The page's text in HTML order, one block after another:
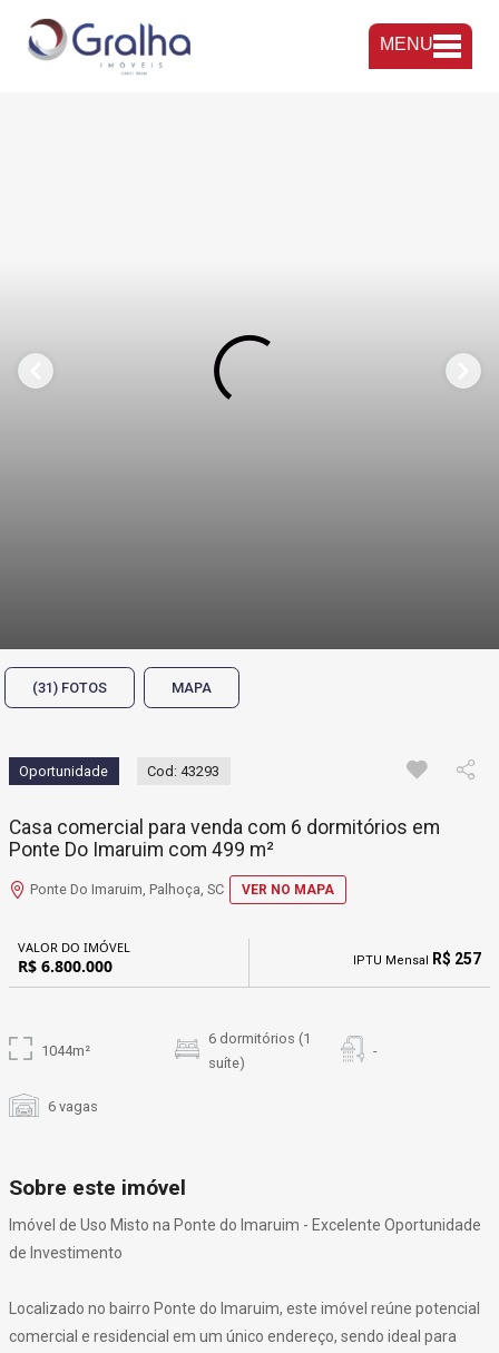
MENU
(31) FOTOS MAPA
Oportunidade Cod: 43293
Casa comercial para venda com 6 dormitórios em
Ponte Do Imaruim com 499 m²
Ponte Do Imaruim, Palhoça, SC VER NO MAPA
VALOR DO IMÓVEL
R$ 6.800.000 IPTU Mensal R$ 257
1044m²
6 dormitórios (1
suíte)
-
6 vagas
Sobre este imóvel
Imóvel de Uso Misto na Ponte do Imaruim - Excelente Oportunidade
de Investimento
Localizado no bairro Ponte do Imaruim, este imóvel reúne potencial
comercial e residencial em um único endereço, sendo ideal para